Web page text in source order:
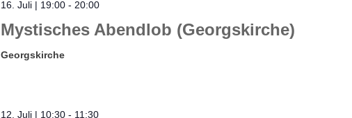
16. Juli | 19:00 - 20:00
Mystisches Abendlob (Georgskirche)
Georgskirche
12. Juli | 10:30 - 11:30